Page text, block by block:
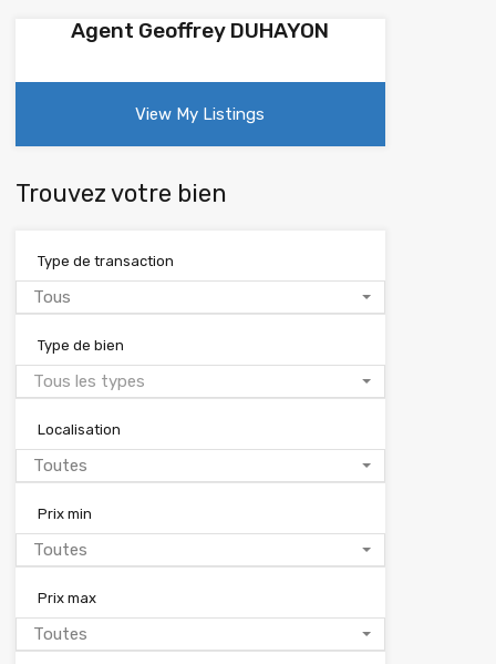
Agent Geoffrey DUHAYON
View My Listings
Trouvez votre bien
Type de transaction
Tous
Type de bien
Tous les types
Localisation
Toutes
Prix min
Toutes
Prix max
Toutes